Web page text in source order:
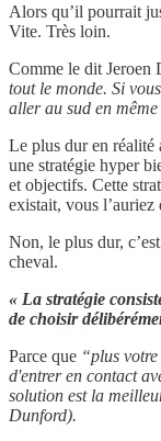
Alors qu’il pourrait
Vite. Très loin.
Comme le dit Jeroen
tout le monde. Si
aller au sud en même
Le plus dur en réalité
une stratégie hyper
et objectifs. Cette
existait, vous l’auriez
Non, le plus dur,
cheval.
« La stratégie
de choisir
Parce que “plus
d'entrer en contact
solution est la
Dunford).